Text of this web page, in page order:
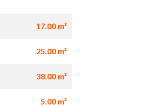
17.00 m²
25.00 m²
38.00 m²
5.00 m²